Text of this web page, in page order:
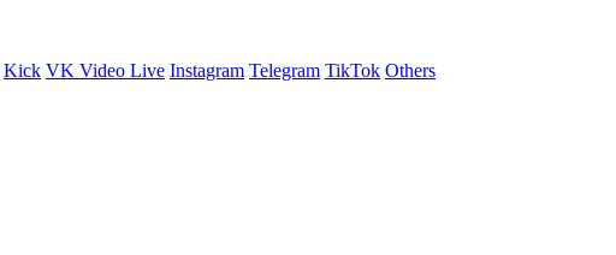
Kick VK Video Live Instagram Telegram TikTok Others